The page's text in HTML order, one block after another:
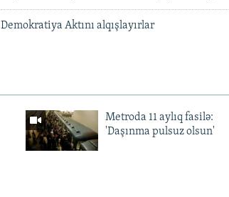
Demokratiya Aktını alqışlayırlar
Metroda 11 aylıq fasilə:
'Daşınma pulsuz olsun'